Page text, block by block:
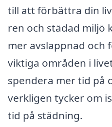
till att förbättra din
ren och städad miljö
mer avslappnad och
viktiga områden i
spendera mer tid på
verkligen tycker om
tid på städning.